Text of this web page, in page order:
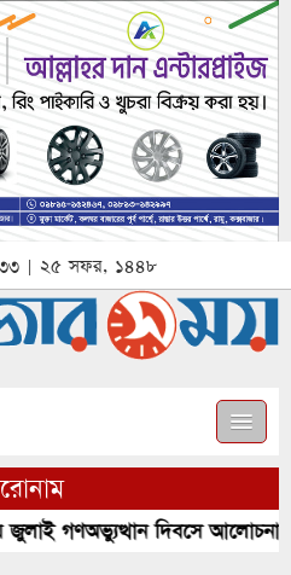
| ২৫ সফর, ১৪৪৮
জুলাই গণঅভ্যুত্থান দিবসে আলোচনা,